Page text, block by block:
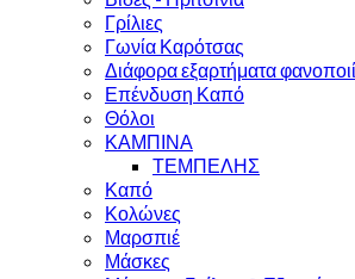
Γρίλιες
Γωνία Καρότσας
Διάφορα εξαρτήματα
Επένδυση Καπό
Θόλοι
ΚΑΜΠΙΝΑ
ΤΕΜΠΕΛΗΣ
Καπό
Κολώνες
Μαρσπιέ
Μάσκες